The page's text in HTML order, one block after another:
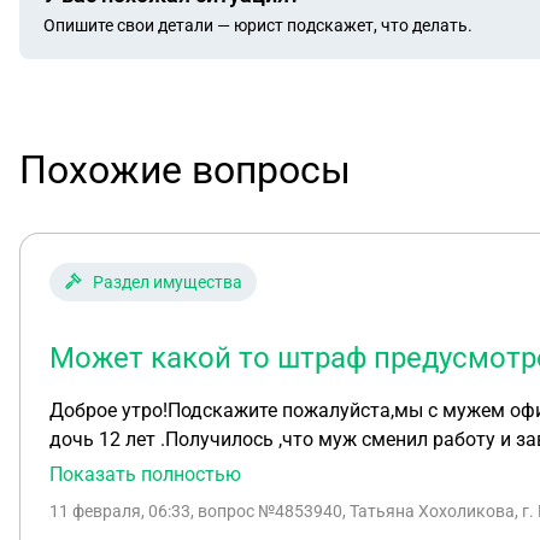
Опишите свои детали — юрист подскажет, что делать.
Похожие вопросы
Раздел имущества
Может какой то штраф
Доброе утро!Подскажите пожалуйста,мы с мужем
дочь 12 лет .Получилось ,что муж сменил работу и
вскрылось,я узнала ,что были измены
ничего не говорила,только спустя пару месяцев я
Показать полностью
11 февраля, 06:33, вопрос №4853940, Татьяна Хохоликова,